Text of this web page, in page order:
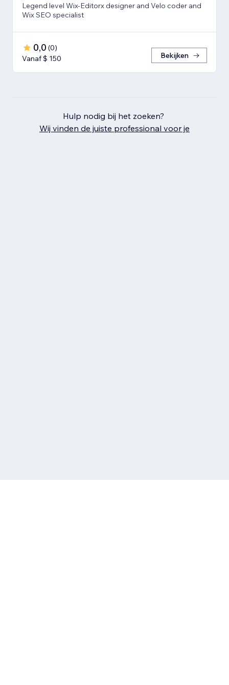
Legend level Wix-Editorx designer and Velo coder and
Wix SEO specialist
0,0 (0)
Vanaf $ 150
Bekijken
Hulp nodig bij het zoeken?
Wij vinden de juiste professional voor je